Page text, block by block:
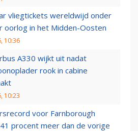
vliegtickets wereldwijd onder
oorlog in het Midden-Oosten
10:36
A330 wijkt uit nadat
rook in cabine
10:23
voor Farnborough
procent meer dan de vorige